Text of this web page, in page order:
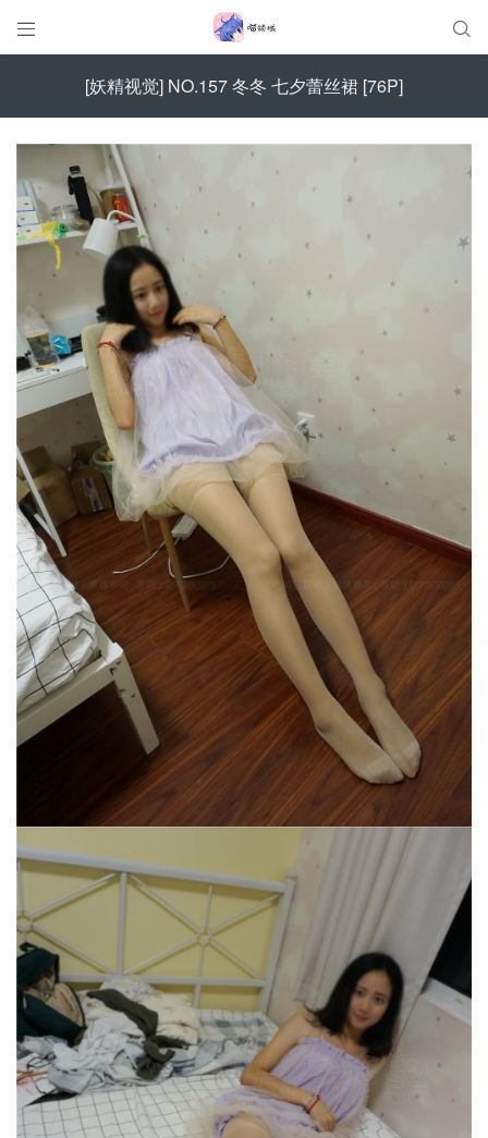
 
[妖精视觉] NO.157 冬冬 七夕蕾丝裙 [76P]